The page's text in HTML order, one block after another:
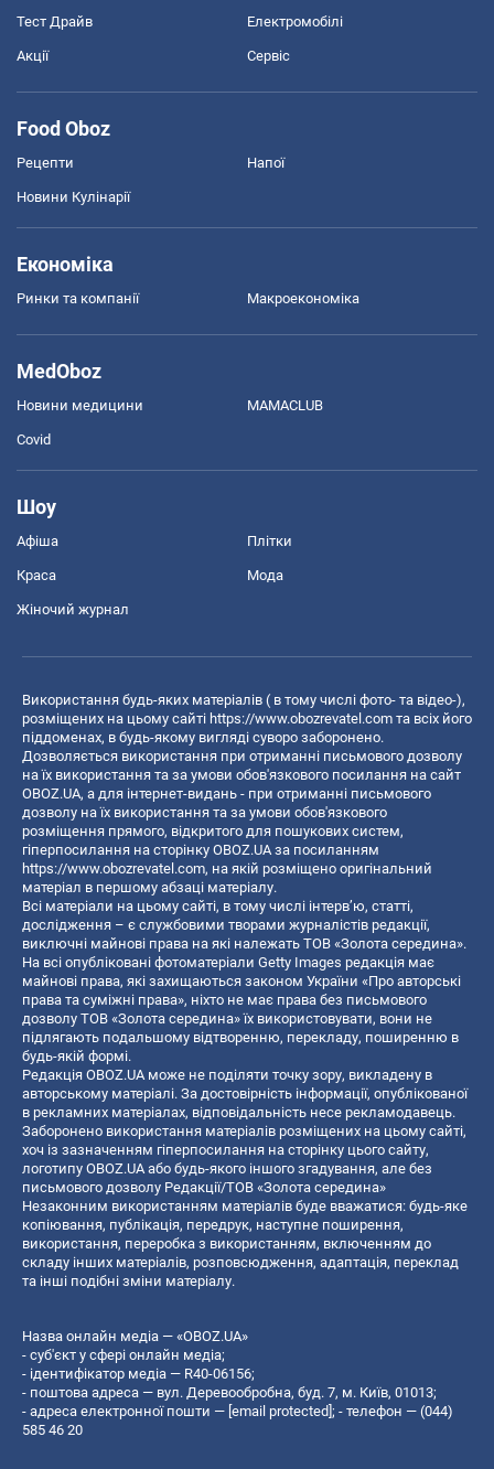
Тест Драйв Електромобілі
Акції Сервіс
Food Oboz
Рецепти Напої
Новини Кулінарії
Економіка
Ринки та компанії Макроекономіка
MedOboz
Новини медицини MAMACLUB
Covid
Шоу
Афіша Плітки
Краса Мода
Жіночий журнал
Використання будь-яких матеріалів ( в тому числі фото- та відео-),
розміщених на цьому сайті https://www.obozrevatel.com та всіх його
піддоменах, в будь-якому вигляді суворо заборонено.
Дозволяється використання при отриманні письмового дозволу
на їх використання та за умови обов'язкового посилання на сайт
OBOZ.UA, а для інтернет-видань - при отриманні письмового
дозволу на їх використання та за умови обов'язкового
розміщення прямого, відкритого для пошукових систем,
гіперпосилання на сторінку OBOZ.UA за посиланням
https://www.obozrevatel.com, на якій розміщено оригінальний
матеріал в першому абзаці матеріалу.
Всі матеріали на цьому сайті, в тому числі інтерв’ю, статті,
дослідження – є службовими творами журналістів редакції,
виключні майнові права на які належать ТОВ «Золота середина».
На всі опубліковані фотоматеріали Getty Images редакція має
майнові права, які захищаються законом України «Про авторські
права та суміжні права», ніхто не має права без письмового
дозволу ТОВ «Золота середина» їх використовувати, вони не
підлягають подальшому відтворенню, перекладу, поширенню в
будь-якій формі.
Редакція OBOZ.UA може не поділяти точку зору, викладену в
авторському матеріалі. За достовірність інформації, опублікованої
в рекламних матеріалах, відповідальність несе рекламодавець.
Заборонено використання матеріалів розміщених на цьому сайті,
хоч із зазначенням гіперпосилання на сторінку цього сайту,
логотипу OBOZ.UA або будь-якого іншого згадування, але без
письмового дозволу Редакції/ТОВ «Золота середина»
Незаконним використанням матеріалів буде вважатися: будь-яке
копiювання, публiкацiя, передрук, наступне поширення,
використання, переробка з використанням, включенням до
складу інших матеріалів, розповсюдження, адаптація, переклад
та інші подібні зміни матеріалу.
Назва онлайн медіа — «OBOZ.UA»
- суб'єкт у сфері онлайн медіа;
- ідентифікатор медіа — R40-06156;
- поштова адреса — вул. Деревообробна, буд. 7, м. Київ, 01013;
- адреса електронної пошти — [email protected] ; - телефон — (044)
585 46 20